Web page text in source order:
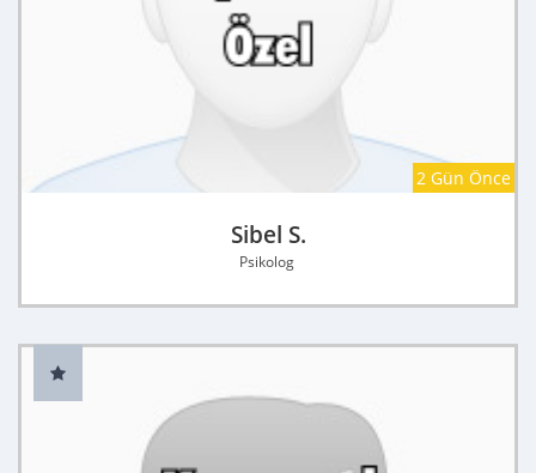
2 Gün Önce
Sibel S.
Psikolog